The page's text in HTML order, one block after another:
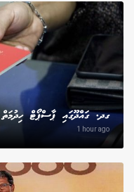
ގދ. ގައްދޫގައި ޕާސްޕޯޓް
1 hour ago